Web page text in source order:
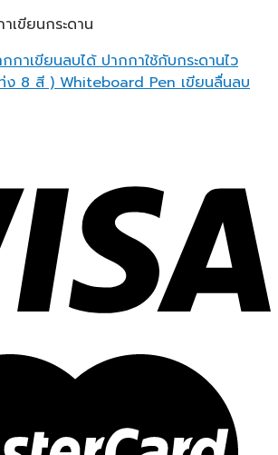
เขียนกระดาน
กาเขียนลบได้ ปากกาใช้กับกระดานไว
ง 8 สี ) Whiteboard Pen เขียนลื่นลบ